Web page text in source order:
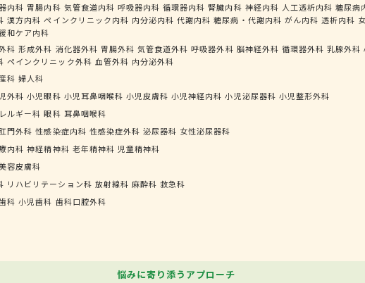
内科 胃腸内科 気管食道内科 呼吸器内科 循環器内科 腎臓内科 神経内科 人工透析内科 糖尿病
漢方内科 ペインクリニック内科 内分泌内科 代謝内科 糖尿病・代謝内科 がん内科 透析内科
和ケア内科
科 形成外科 消化器外科 胃腸外科 気管食道外科 呼吸器外科 脳神経外科 循環器外科 乳腺外科
ペインクリニック外科 血管外科 内分泌外科
科 婦人科
外科 小児眼科 小児耳鼻咽喉科 小児皮膚科 小児神経内科 小児泌尿器科 小児整形外科
ルギー科 眼科 耳鼻咽喉科
門外科 性感染症内科 性感染症外科 泌尿器科 女性泌尿器科
内科 神経精神科 老年精神科 児童精神科
容皮膚科
リハビリテーション科 放射線科 麻酔科 救急科
科 小児歯科 歯科口腔外科
悩みに寄り添うアプローチ